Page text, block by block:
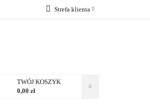
Strefa klienta
TWÓJ KOSZYK
0,00 zł